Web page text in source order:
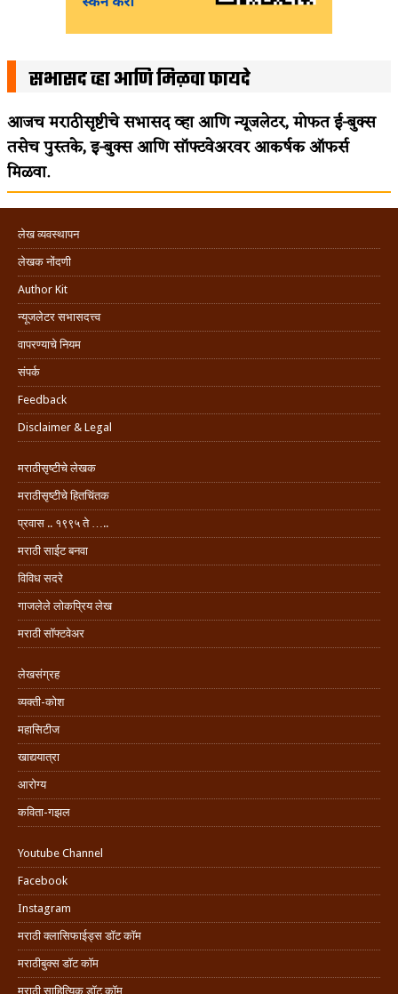
सभासद व्हा आणि मिळवा फायदे
आजच मराठीसृष्टीचे सभासद व्हा आणि न्यूजलेटर, मोफत ई-बुक्स
तसेच पुस्तके, इ-बुक्स आणि सॉफ्टवेअरवर आकर्षक ऑफर्स
मिळवा.
लेख व्यवस्थापन
लेखक नोंदणी
Author Kit
न्यूजलेटर सभासदत्त्व
वापरण्याचे नियम
संपर्क
Feedback
Disclaimer & Legal
मराठीसृष्टीचे लेखक
मराठीसृष्टीचे हितचिंतक
प्रवास .. १९९५ ते …..
मराठी साईट बनवा
विविध सदरे
गाजलेले लोकप्रिय लेख
मराठी सॉफ्टवेअर
लेखसंग्रह
व्यक्ती-कोश
महासिटीज
खाद्ययात्रा
आरोग्य
कविता-गझल
Youtube Channel
Facebook
Instagram
मराठी क्लासिफाईड्स डॉट कॉम
मराठीबुक्स डॉट कॉम
मराठी साहित्यिक डॉट कॉम